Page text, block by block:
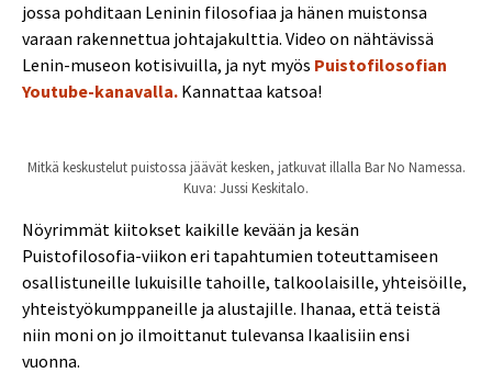
jossa pohditaan Leninin filosofiaa ja hänen muistonsa
varaan rakennettua johtajakulttia. Video on nähtävissä
Lenin-museon kotisivuilla, ja nyt myös Puistofilosofian
Youtube-kanavalla. Kannattaa katsoa!
Mitkä keskustelut puistossa jäävät kesken, jatkuvat illalla Bar No Namessa.
Kuva: Jussi Keskitalo.
Nöyrimmät kiitokset kaikille kevään ja kesän
Puistofilosofia-viikon eri tapahtumien toteuttamiseen
osallistuneille lukuisille tahoille, talkoolaisille, yhteisöille,
yhteistyökumppaneille ja alustajille. Ihanaa, että teistä
niin moni on jo ilmoittanut tulevansa Ikaalisiin ensi
vuonna.